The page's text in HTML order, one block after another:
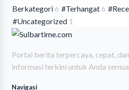
Berkategori 6 #Terhangat 6
#Uncategorized 1
Portal berita terpercaya, cepat,
informasi terkini untuk Anda
Navigasi